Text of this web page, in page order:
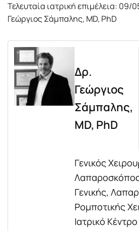
Τελευταία ιατρική επιμέλεια: 09/
Γεώργιος Σάμπαλης, MD, PhD
Δρ.
Γεώργιος
Σάμπαλης,
MD, PhD
Γενικός
Γενικής,
Ρομποτικής
Ιατρικό